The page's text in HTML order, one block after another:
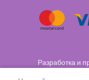
Разработка и